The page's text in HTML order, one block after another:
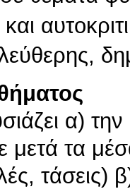
α)
τα
τάσεις)